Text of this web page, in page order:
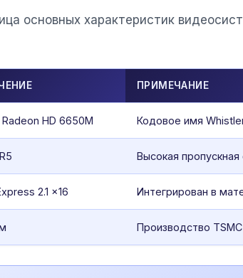
основных характеристик
ПРИМЕЧАНИЕ
Radeon HD 6650M Кодовое имя
Высокая пропускная
2.1 x16 Интегрирован в
Производство TSMC